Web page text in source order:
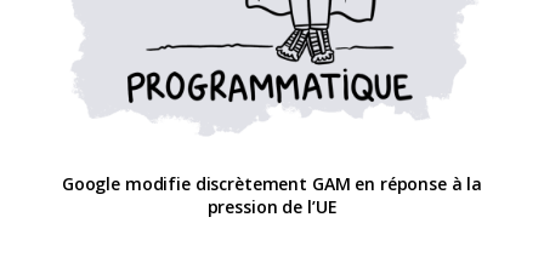
Google modifie discrètement GAM en réponse à la
pression de l’UE